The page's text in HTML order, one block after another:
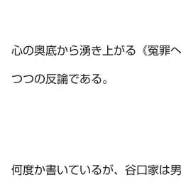
心の奥底から湧き上がる《冤罪
つつの反論である。
何度か書いているが、谷口家は